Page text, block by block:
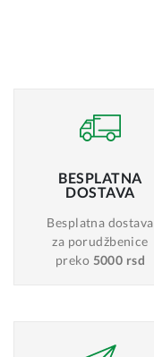
BESPLATNA
DOSTAVA
Besplatna dostava
za porudžbenice
preko 5000 rsd